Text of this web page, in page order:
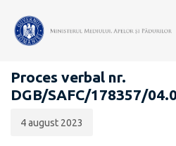
ATRIBUIRE - VÂNĂTOARE
Proces verbal nr.
DGB/SAFC/178357/
publicării:
4 august 2023